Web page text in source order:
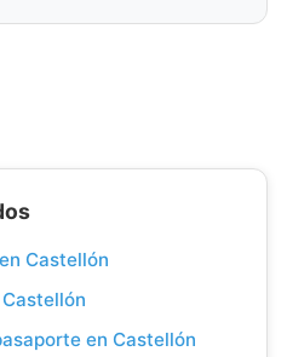
Castellón
en Castellón